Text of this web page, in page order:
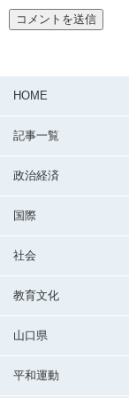
HOME
記事一覧
政治経済
国際
社会
教育文化
山口県
平和運動